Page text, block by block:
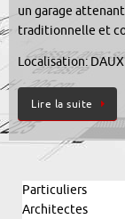
un garage
traditionnelle et
Localisation:
Lire la suite
Particuliers
Architectes